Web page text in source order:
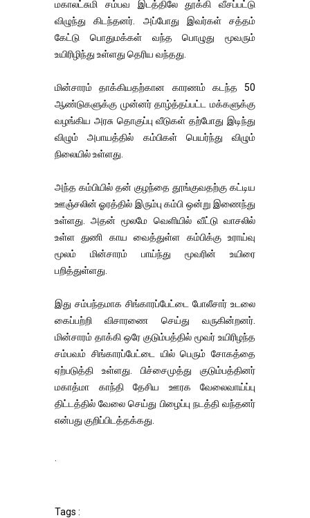
மகாலட்சுமி சம்பவ இடத்திலே தூக்கி வீசப்பட்டு
விழுந்து கிடந்தனர். அப்போது இவர்கள் சத்தம்
கேட்டு பொதுமக்கள் வந்த பொழுது மூவரும்
உயிரிழிந்து உள்ளது தெரிய வந்தது.
மின்சாரம் தாக்கியதற்கான காரணம் கடந்த 50
ஆண்டுகளுக்கு முன்னர் தாழ்த்தப்பட்ட மக்களுக்கு
வழங்கிய அரசு தொகுப்பு வீடுகள் தற்போது இடிந்து
விழும் அபாயத்தில் கம்பிகள் பெயர்ந்து விழும்
நிலையில் உள்ளது.
அந்த கம்பியில் தன் குழந்தை தூங்குவதற்கு கட்டிய
ஊஞ்சலின் ஓரத்தில் இரும்பு கம்பி ஒன்று இணைந்து
உள்ளது. அதன் மூலமே வெளியில் வீட்டு வாசலில்
உள்ள துணி காய வைத்துள்ள கம்பிக்கு உராய்வு
மூலம் மின்சாரம் பாய்ந்து மூவரின் உயிரை
பறித்துள்ளது.
இது சம்பந்தமாக சிங்காரப்பேட்டை போலீசார் உடலை
கைப்பற்றி விசாரணை செய்து வருகின்றனர்.
மின்சாரம் தாக்கி ஒரே குடும்பத்தில் மூவர் உயிரிழந்த
சம்பவம் சிங்காரப்பேட்டை யில் பெரும் சோகத்தை
ஏற்படுத்தி உள்ளது. பிச்சைமுத்து குடும்பத்தினர்
மகாத்மா காந்தி தேசிய ஊரக வேலைவாய்ப்பு
திட்டத்தில் வேலை செய்து பிழைப்பு நடத்தி வந்தனர்
என்பது குறிப்பிடத்தக்கது.
Tags :